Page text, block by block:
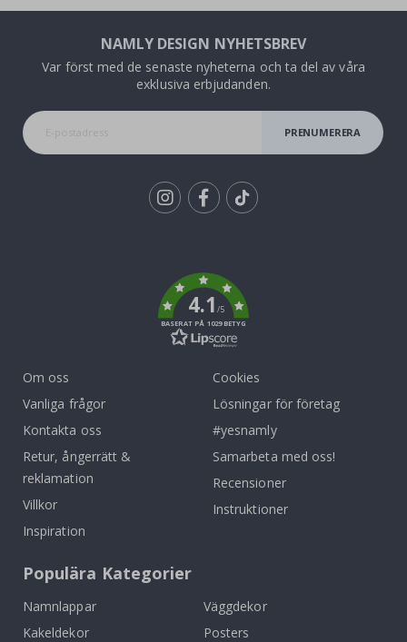
NAMLY DESIGN NYHETSBREV
Var först med de senaste nyheterna och ta del av våra
exklusiva erbjudanden.
PRENUMERERA
4.1/5
BASERAT PÅ 1029 BETYG
Om oss
Vanliga frågor
Kontakta oss
Retur, ångerrätt &
reklamation
Villkor
Inspiration
Cookies
Lösningar för företag
#yesnamly
Samarbeta med oss!
Recensioner
Instruktioner
Populära Kategorier
Namnlappar
Väggdekor
Kakeldekor
Posters